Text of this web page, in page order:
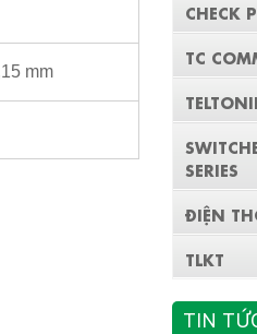
mm
CHECK
TC
SERIES
ĐIỆN
TLKT
TIN